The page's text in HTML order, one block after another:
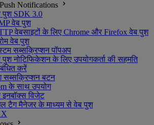
Notifications
पुश SDK 3.0
वेब पुश
वेबसाइटों के लिए Chrome और Firefox वेब पुश
वेब पुश
सब्सक्रिप्शन पॉपअप
पुश नोटिफिकेशन के लिए उपयोगकर्ता की सहमति
करें
सब्सक्रिप्शन बटन
के साथ उपयोग
इनबॉक्स विजेट
टैग मैनेजर के माध्यम से वेब पुश
X